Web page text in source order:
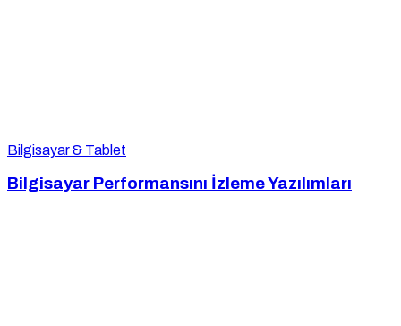
Bilgisayar & Tablet
Bilgisayar Performansını İzleme Yazılımları